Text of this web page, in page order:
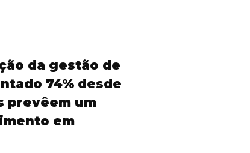
da gestão de
74% desde
prevêem um
em